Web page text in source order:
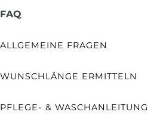
FAQ
ALLGEMEINE FRAGEN
WUNSCHLÄNGE ERMITTELN
PFLEGE- & WASCHANLEITUNG